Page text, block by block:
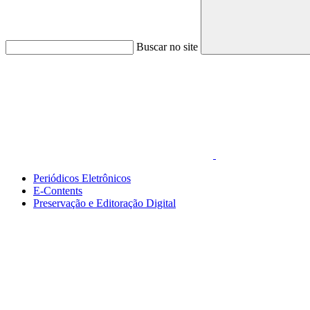
Buscar no site
Periódicos Eletrônicos
E-Contents
Preservação e Editoração Digital